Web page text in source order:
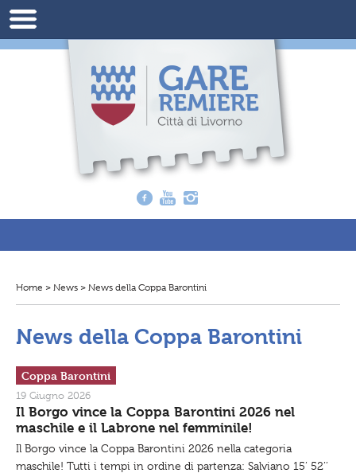
T
o
v
q
.
.
:
Home > News > News della Coppa Barontini
News della Coppa Barontini
Coppa Barontini
19 Giugno 2026
Il Borgo vince la Coppa Barontini 2026 nel
maschile e il Labrone nel femminile!
Il Borgo vince la Coppa Barontini 2026 nella categoria
maschile! Tutti i tempi in ordine di partenza: Salviano 15’ 52’’